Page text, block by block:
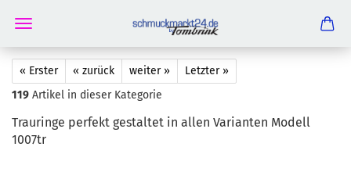
« Erster « zurück weiter »
Letzter »
119 Artikel in dieser Kategorie
Trau­rin­ge per­fekt ge­stal­tet in allen Va­ri­an­ten Mo­dell
1007tr